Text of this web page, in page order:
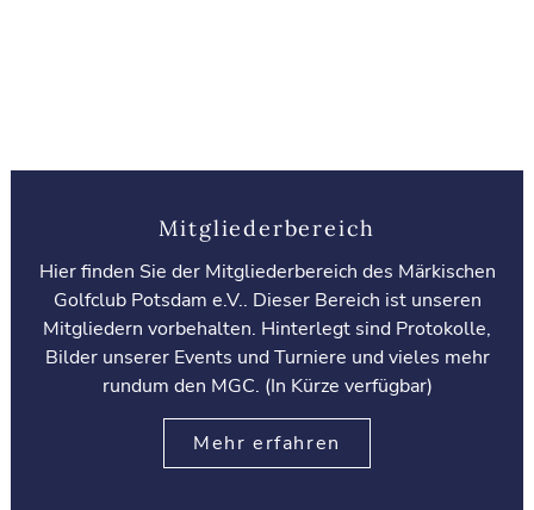
Mitgliederbereich
Hier finden Sie der Mitgliederbereich des Märkischen
Golfclub Potsdam e.V.. Dieser Bereich ist unseren
Mitgliedern vorbehalten. Hinterlegt sind Protokolle,
Bilder unserer Events und Turniere und vieles mehr
rundum den MGC. (In Kürze verfügbar)
Mehr erfahren